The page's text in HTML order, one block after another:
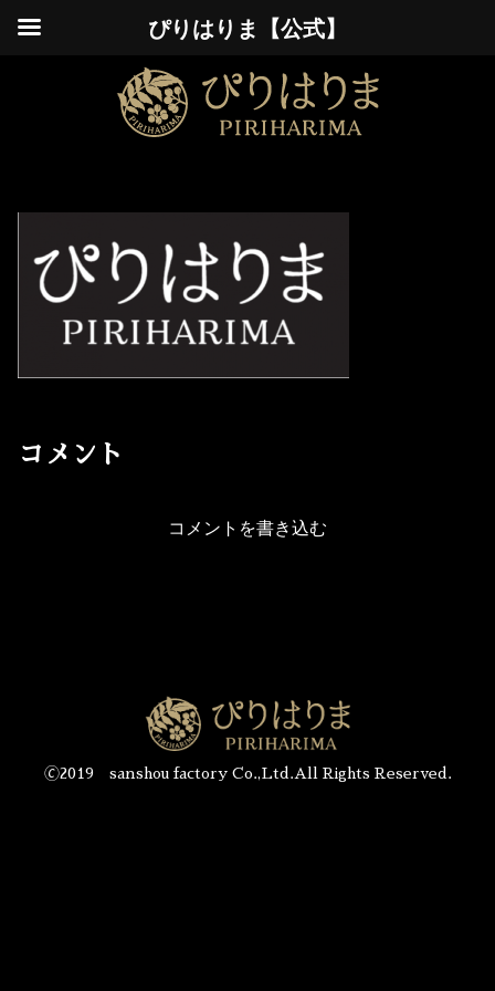
コメント
コメントを書き込む
🄫2019 sanshou factory Co.,Ltd.All Rights Reserved.
ぴりはりま【公式】